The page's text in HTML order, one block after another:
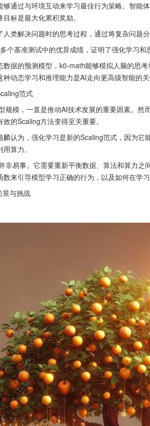
通过与环境互动来学习最佳行为策略。智能
标是最大化累积奖励。
类解决问题时的思考过程，通过将复杂问题
个基准测试中的优异成绩，证明了强化学习和
数据的预测模型，k0-math能够模拟人脑的思
动态学习和推理能力是AI走向更高级智能的关
范式
规模，一直是推动AI技术发展的重要因素。
的Scaling方法变得至关重要。
麟认为，强化学习是新的Scaling范式，因为
算力。
非易事。它需要重新平衡数据、算法和算力
来引导模型学习正确的行为，以及如何在学
景与挑战